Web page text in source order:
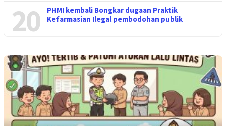
20
PHMI kembali Bongkar dugaan Praktik
Kefarmasian Ilegal pembodohan publik